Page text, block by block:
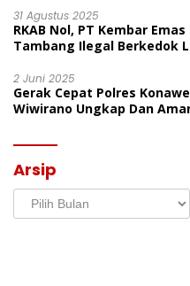
31 Agustus 2025
RKAB Nol, PT Kembar
Tambang Ilegal Berkedok
2 Juni 2025
Gerak Cepat Polres
Wiwirano Ungkap Dan
Arsip
Arsip